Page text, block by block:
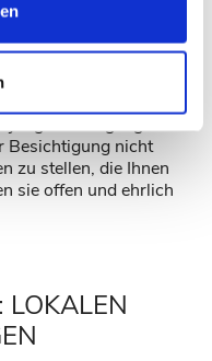
Nachteilen der
auch zu den
Wie ist der
Ausstattung (zum
Besichtigung nicht
zu stellen, die Ihnen
sie offen und ehrlich
LOKALEN